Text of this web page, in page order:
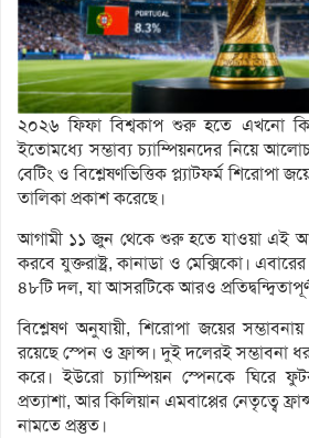
২০২৬ ফিফা বিশ্বকাপ শুরু হতে এখনো
ইতোমধ্যে সম্ভাব্য চ্যাম্পিয়নদের নিয়ে
বেটিং ও বিশ্লেষণভিত্তিক প্ল্যাটফর্ম শিরোপা
তালিকা প্রকাশ করেছে।
আগামী ১১ জুন থেকে শুরু হতে যাওয়া এই
করবে যুক্তরাষ্ট্র, কানাডা ও মেক্সিকো।
৪৮টি দল, যা আসরটিকে আরও
বিশ্লেষণ অনুযায়ী, শিরোপা জয়ের
রয়েছে স্পেন ও ফ্রান্স। দুই দলেরই সম্ভাবনা
করে। ইউরো চ্যাম্পিয়ন স্পেনকে ঘিরে
প্রত্যাশা, আর কিলিয়ান এমবাপ্পের নেতৃত্বে
নামতে প্রস্তুত।